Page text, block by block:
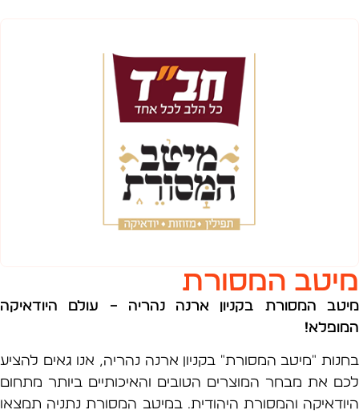
המסורת
המסורת בקניון ארנה נהריה –
עולם היודאיקה
!
"מיטב המסורת" בקניון ארנה נהריה, אנו גאים להציע
את מבחר המוצרים הטובים והאיכותיים ביותר מתחום
והמסורת היהודית. במיטב המסורת נתניה תמצאו